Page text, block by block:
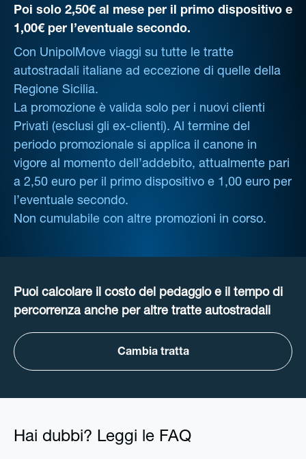
Poi solo 2,50€ al mese per il primo dispositivo e
1,00€ per l’eventuale secondo.
Con UnipolMove viaggi su tutte le tratte
autostradali italiane ad eccezione di quelle della
Regione Sicilia.
La promozione è valida solo per i nuovi clienti
Privati (esclusi gli ex-clienti). Al termine del
periodo promozionale si applica il canone in
vigore al momento dell’addebito, attualmente pari
a 2,50 euro per il primo dispositivo e 1,00 euro per
l’eventuale secondo.
Non cumulabile con altre promozioni in corso.
Puoi calcolare il costo del pedaggio e il tempo di
percorrenza anche per altre tratte autostradali
Cambia tratta
Hai dubbi? Leggi le FAQ